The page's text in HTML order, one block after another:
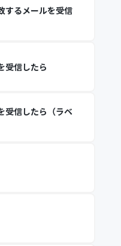
するメールを受信
受信したら
受信したら（ラベ